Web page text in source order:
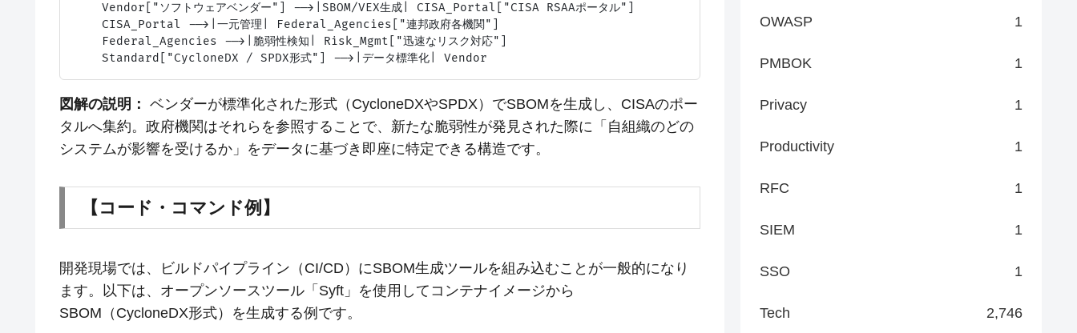
    Vendor["ソフトウェアベンダー"] -->|SBOM/VEX生成| CISA_Portal["CISA RSAAポータル"]
    CISA_Portal -->|一元管理| Federal_Agencies["連邦政府各機関"]
    Federal_Agencies -->|脆弱性検知| Risk_Mgmt["迅速なリスク対応"]
図解の説明： ベンダーが標準化された形式（CycloneDXやSPDX）でSBOMを生成し、CISAのポー
タルへ集約。政府機関はそれらを参照することで、新たな脆弱性が発見された際に「自組織のどの
システムが影響を受けるか」をデータに基づき即座に特定できる構造です。
【コード・コマンド例】
開発現場では、ビルドパイプライン（CI/CD）にSBOM生成ツールを組み込むことが一般的になり
ます。以下は、オープンソースツール「Syft」を使用してコンテナイメージから
SBOM（CycloneDX形式）を生成する例です。
OWASP 1
PMBOK 1
Privacy 1
Productivity 1
RFC 1
SIEM 1
SSO 1
Tech 2,746